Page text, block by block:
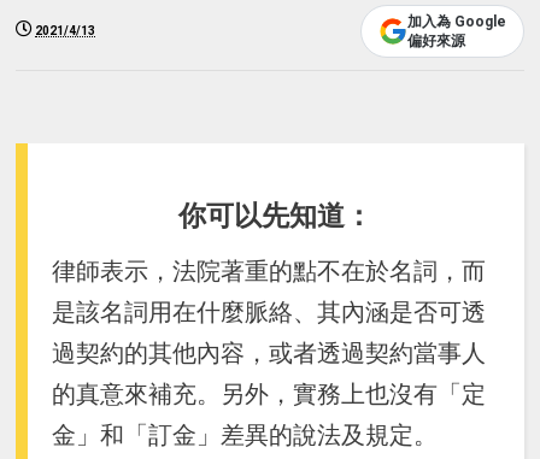
2021/4/13
加入為 Google
偏好來源
你可以先知道：
律師表示，法院著重的點不在於名詞，而
是該名詞用在什麼脈絡、其內涵是否可透
過契約的其他內容，或者透過契約當事人
的真意來補充。另外，實務上也沒有「定
金」和「訂金」差異的說法及規定。